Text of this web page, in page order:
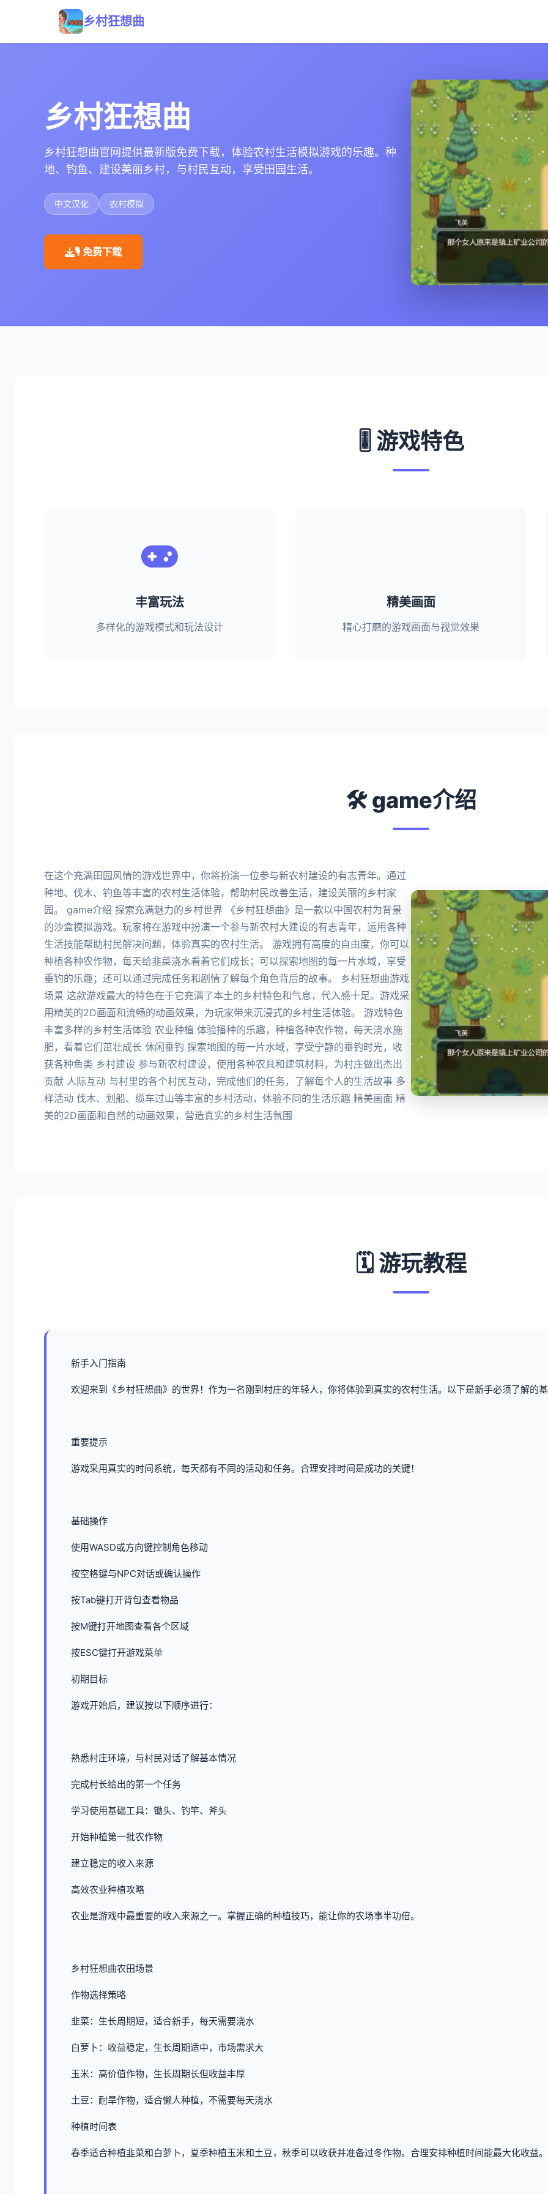
乡村狂想曲
乡村狂想曲
乡村狂想曲官网提供最新版免费下载，体验农村生活模拟游戏的乐趣。种
地、钓鱼、建设美丽乡村，与村民互动，享受田园生活。
中文汉化 农村模拟
🎙️ 免费下载
🎚️ 游戏特色
丰富玩法
多样化的游戏模式和玩法设计
精美画面
精心打磨的游戏画面与视觉效果
🛠️ game介绍
在这个充满田园风情的游戏世界中，你将扮演一位参与新农村建设的有志青年。通过
种地、伐木、钓鱼等丰富的农村生活体验，帮助村民改善生活，建设美丽的乡村家
园。 game介绍 探索充满魅力的乡村世界 《乡村狂想曲》是一款以中国农村为背景
的沙盒模拟游戏。玩家将在游戏中扮演一个参与新农村大建设的有志青年，运用各种
生活技能帮助村民解决问题，体验真实的农村生活。 游戏拥有高度的自由度，你可以
种植各种农作物，每天给韭菜浇水看着它们成长；可以探索地图的每一片水域，享受
垂钓的乐趣；还可以通过完成任务和剧情了解每个角色背后的故事。 乡村狂想曲游戏
场景 这款游戏最大的特色在于它充满了本土的乡村特色和气息，代入感十足。游戏采
用精美的2D画面和流畅的动画效果，为玩家带来沉浸式的乡村生活体验。 游戏特色
丰富多样的乡村生活体验 农业种植 体验播种的乐趣，种植各种农作物，每天浇水施
肥，看着它们茁壮成长 休闲垂钓 探索地图的每一片水域，享受宁静的垂钓时光，收
获各种鱼类 乡村建设 参与新农村建设，使用各种农具和建筑材料，为村庄做出杰出
贡献 人际互动 与村里的各个村民互动，完成他们的任务，了解每个人的生活故事 多
样活动 伐木、划船、缆车过山等丰富的乡村活动，体验不同的生活乐趣 精美画面 精
美的2D画面和自然的动画效果，营造真实的乡村生活氛围
🗓️ 游玩教程
新手入门指南
欢迎来到《乡村狂想曲》的世界！作为一名刚到村庄的年轻人，你将体验到真实的农村生活。以下是新手必须了解的
重要提示
游戏采用真实的时间系统，每天都有不同的活动和任务。合理安排时间是成功的关键！
基础操作
使用WASD或方向键控制角色移动
按空格键与NPC对话或确认操作
按Tab键打开背包查看物品
按M键打开地图查看各个区域
按ESC键打开游戏菜单
初期目标
游戏开始后，建议按以下顺序进行：
熟悉村庄环境，与村民对话了解基本情况
完成村长给出的第一个任务
学习使用基础工具：锄头、钓竿、斧头
开始种植第一批农作物
建立稳定的收入来源
高效农业种植攻略
农业是游戏中最重要的收入来源之一。掌握正确的种植技巧，能让你的农场事半功倍。
乡村狂想曲农田场景
作物选择策略
韭菜：生长周期短，适合新手，每天需要浇水
白萝卜：收益稳定，生长周期适中，市场需求大
玉米：高价值作物，生长周期长但收益丰厚
土豆：耐旱作物，适合懒人种植，不需要每天浇水
种植时间表
春季适合种植韭菜和白萝卜，夏季种植玉米和土豆，秋季可以收获并准备过冬作物。合理安排种植时间能最大化收益。